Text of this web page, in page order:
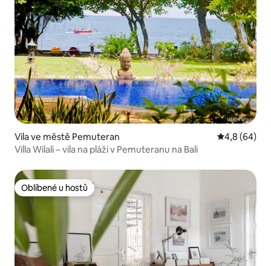
Vila ve městě Pemuteran Průměrné
4,8 (64)
Villa Wilali – vila na pláži v Pemuteranu na Bali
Oblíbené u hostů
Oblíbené u hostů